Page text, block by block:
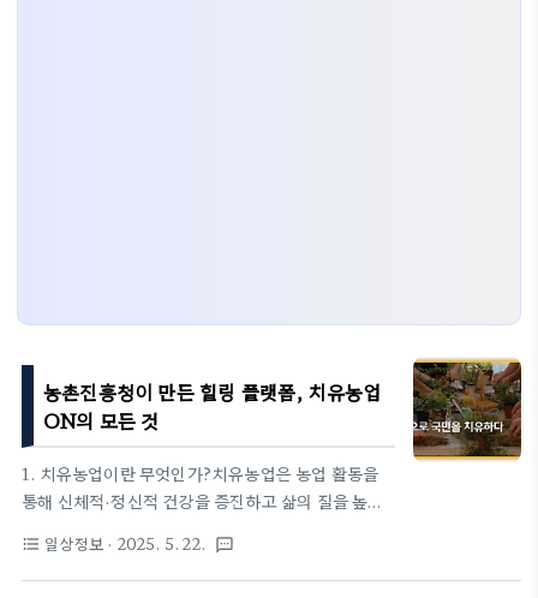
농촌진흥청이 만든 힐링 플랫폼, 치유농업
ON의 모든 것
1. 치유농업이란 무엇인가?치유농업은 농업 활동을
통해 신체적·정신적 건강을 증진하고 삶의 질을 높이
를 넘어, 자연과의 교감을 통해 정서적 안정과 심리적
회복을 추구합니다. 텃밭 가꾸기, 꽃 심기, 농촌 체험,
format_list_bulleted 일상정보 · 2025. 5. 22. textsms